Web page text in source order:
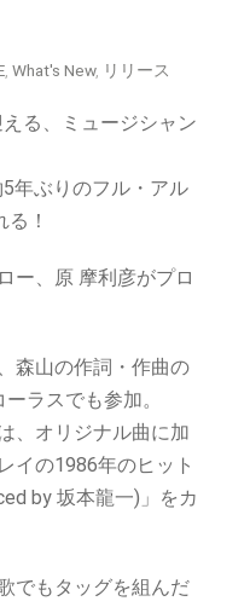
,What's New, リリース
る、ミュージシャン
5年ぶりのフル・アル
！
ー、原 摩利彦がプロ
森山の作詞・作曲の
ラスでも参加。
、オリジナル曲に加
イの1986年のヒット
by 坂本龍一)」をカ
でもタッグを組んだ